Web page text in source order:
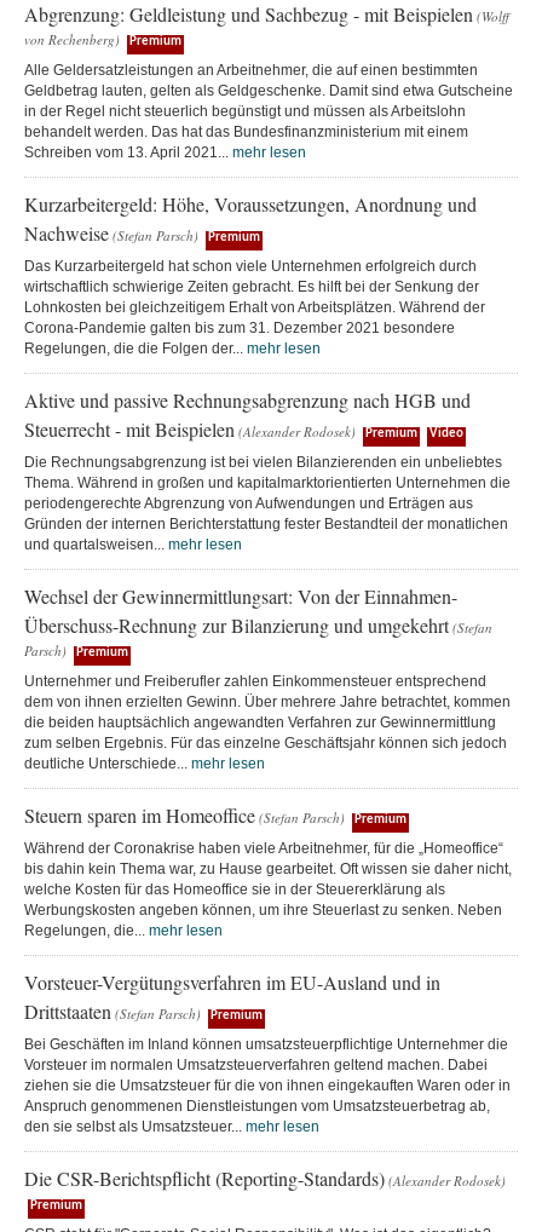
Abgrenzung: Geldleistung und Sachbezug - mit Beispielen (Wolff
von Rechenberg)
Premium
Alle Geldersatzleistungen an Arbeitnehmer, die auf einen bestimmten
Geldbetrag lauten, gelten als Geldgeschenke. Damit sind etwa Gutscheine
in der Regel nicht steuerlich begünstigt und müssen als Arbeitslohn
behandelt werden. Das hat das Bundesfinanzministerium mit einem
Schreiben vom 13. April 2021... mehr lesen
Kurzarbeitergeld: Höhe, Voraussetzungen, Anordnung und
Nachweise (Stefan Parsch) Premium
Das Kurzarbeitergeld hat schon viele Unternehmen erfolgreich durch
wirtschaftlich schwierige Zeiten gebracht. Es hilft bei der Senkung der
Lohnkosten bei gleichzeitigem Erhalt von Arbeitsplätzen. Während der
Corona-Pandemie galten bis zum 31. Dezember 2021 besondere
Regelungen, die die Folgen der... mehr lesen
Aktive und passive Rechnungsabgrenzung nach HGB und
Steuerrecht - mit Beispielen (Alexander Rodosek) Premium Video
Die Rechnungsabgrenzung ist bei vielen Bilanzierenden ein unbeliebtes
Thema. Während in großen und kapitalmarktorientierten Unternehmen die
periodengerechte Abgrenzung von Aufwendungen und Erträgen aus
Gründen der internen Berichterstattung fester Bestandteil der monatlichen
und quartalsweisen... mehr lesen
Wechsel der Gewinnermittlungsart: Von der Einnahmen-
Überschuss-Rechnung zur Bilanzierung und umgekehrt (Stefan
Parsch)
Premium
Unternehmer und Freiberufler zahlen Einkommensteuer entsprechend
dem von ihnen erzielten Gewinn. Über mehrere Jahre betrachtet, kommen
die beiden hauptsächlich angewandten Verfahren zur Gewinnermittlung
zum selben Ergebnis. Für das einzelne Geschäftsjahr können sich jedoch
deutliche Unterschiede... mehr lesen
Steuern sparen im Homeoffice (Stefan Parsch) Premium
Während der Coronakrise haben viele Arbeitnehmer, für die „Homeoffice“
bis dahin kein Thema war, zu Hause gearbeitet. Oft wissen sie daher nicht,
welche Kosten für das Homeoffice sie in der Steuererklärung als
Werbungskosten angeben können, um ihre Steuerlast zu senken. Neben
Regelungen, die... mehr lesen
Vorsteuer-Vergütungsverfahren im EU-Ausland und in
Drittstaaten (Stefan Parsch) Premium
Bei Geschäften im Inland können umsatzsteuerpflichtige Unternehmer die
Vorsteuer im normalen Umsatzsteuerverfahren geltend machen. Dabei
ziehen sie die Umsatzsteuer für die von ihnen eingekauften Waren oder in
Anspruch genommenen Dienstleistungen vom Umsatzsteuerbetrag ab,
den sie selbst als Umsatzsteuer... mehr lesen
Die CSR-Berichtspflicht (Reporting-Standards) (Alexander Rodosek)
Premium